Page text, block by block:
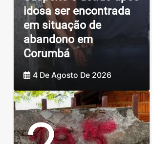
idosa ser encontrada
em situação de
abandono em
Corumbá
4 De Agosto De 2026